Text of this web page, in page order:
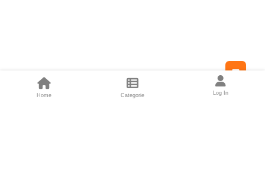
Home Categorie Log In